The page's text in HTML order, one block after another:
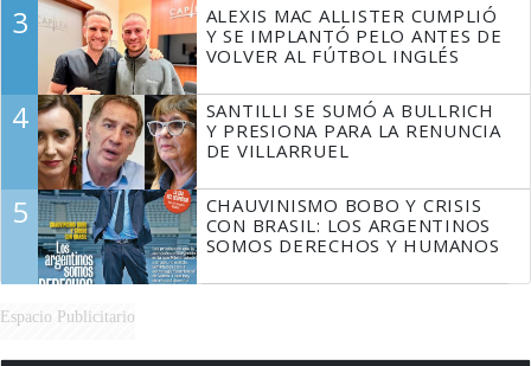
3
ALEXIS MAC ALLISTER CUMPLIÓ
Y SE IMPLANTÓ PELO ANTES DE
VOLVER AL FÚTBOL INGLÉS
4
SANTILLI SE SUMÓ A BULLRICH
Y PRESIONA PARA LA RENUNCIA
DE VILLARRUEL
5
CHAUVINISMO BOBO Y CRISIS
CON BRASIL: LOS ARGENTINOS
SOMOS DERECHOS Y HUMANOS
Espacio Publicitario